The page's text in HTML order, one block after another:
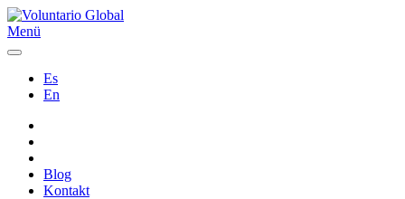
Menü
Es
En
Blog
Kontakt